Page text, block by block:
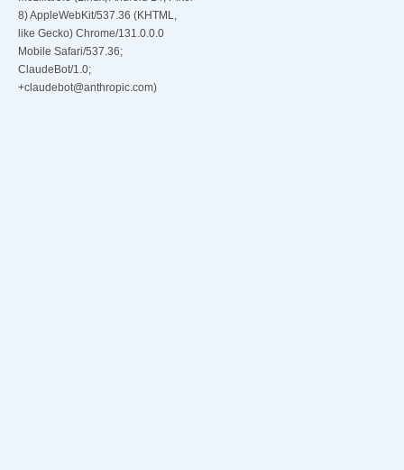
8) AppleWebKit/537.36 (KHTML,
like Gecko) Chrome/131.0.0.0
Mobile Safari/537.36;
ClaudeBot/1.0;
+claudebot@anthropic.com)